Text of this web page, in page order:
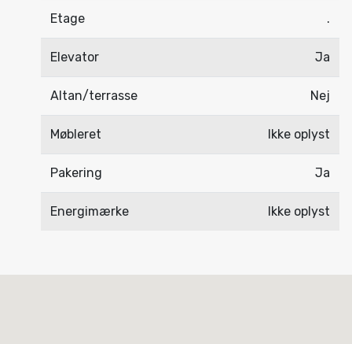
Etage .
Elevator Ja
Altan/terrasse Nej
Møbleret Ikke oplyst
Pakering Ja
Energimærke Ikke oplyst